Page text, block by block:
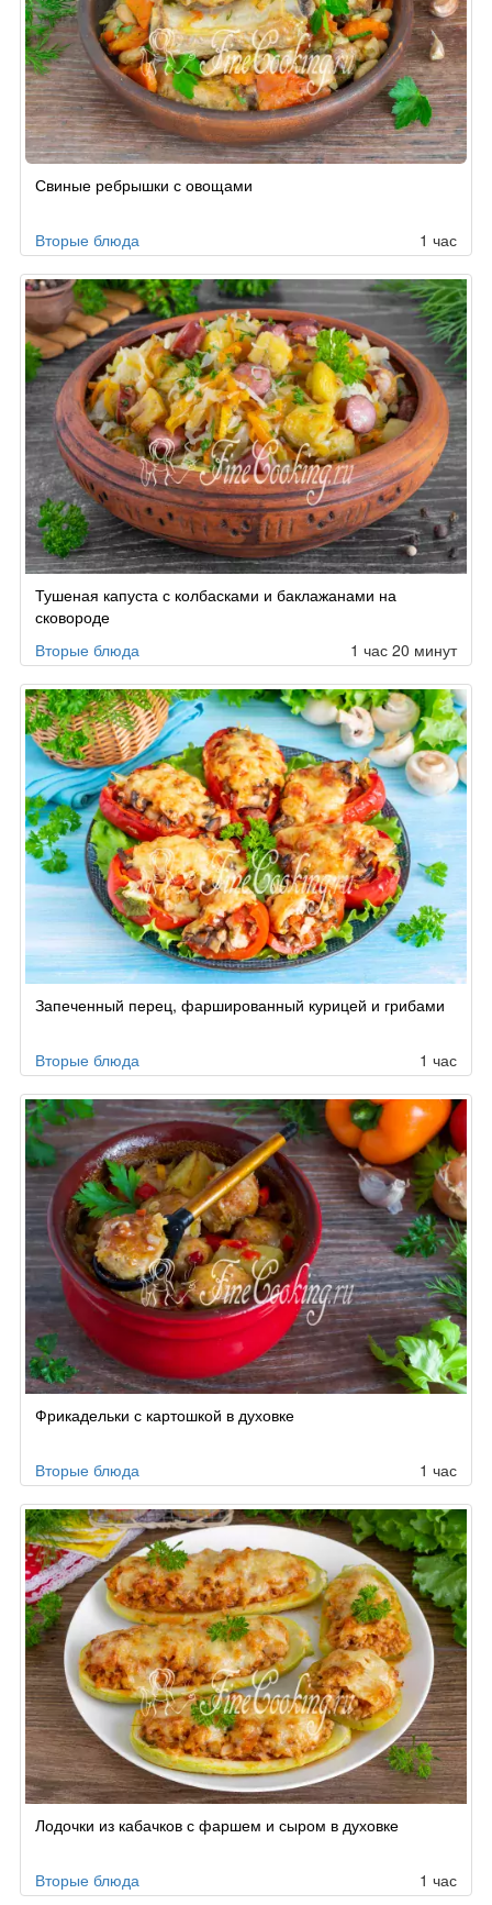
по
Свиные ребрышки с овощами
Вторые блюда 1 час
Тушеная капуста с колбасками и баклажанами на
сковороде
Вторые блюда
1 час 20 минут
Запеченный перец, фаршированный курицей и грибами
Вторые блюда 1 час
Фрикадельки с картошкой в духовке
Вторые блюда 1 час
Лодочки из кабачков с фаршем и сыром в духовке
Вторые блюда 1 час